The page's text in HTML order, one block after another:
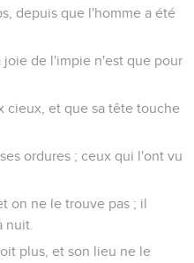
depuis que l'homme a été
joie de l'impie n'est que pour
cieux, et que sa tête touche
ordures ; ceux qui l'ont vu
on ne le trouve pas ; il
nuit.
plus, et son lieu ne le